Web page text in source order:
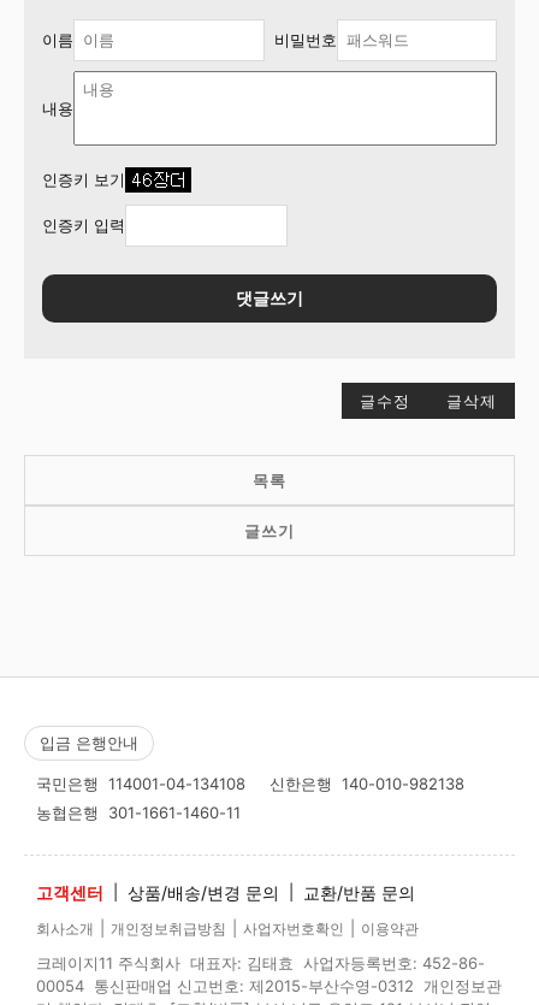
이름 비밀번호
내용
인증키 보기
인증키 입력
댓글쓰기
글수정 글삭제
목록
글쓰기
입금 은행안내
국민은행 114001-04-134108 신한은행 140-010-982138
농협은행 301-1661-1460-11
고객센터 상품/배송/변경 문의 교환/반품 문의
회사소개 개인정보취급방침 사업자번호확인 이용약관
크레이지11 주식회사 대표자: 김태효 사업자등록번호: 452-86-
00054 통신판매업 신고번호: 제2015-부산수영-0312 개인정보관